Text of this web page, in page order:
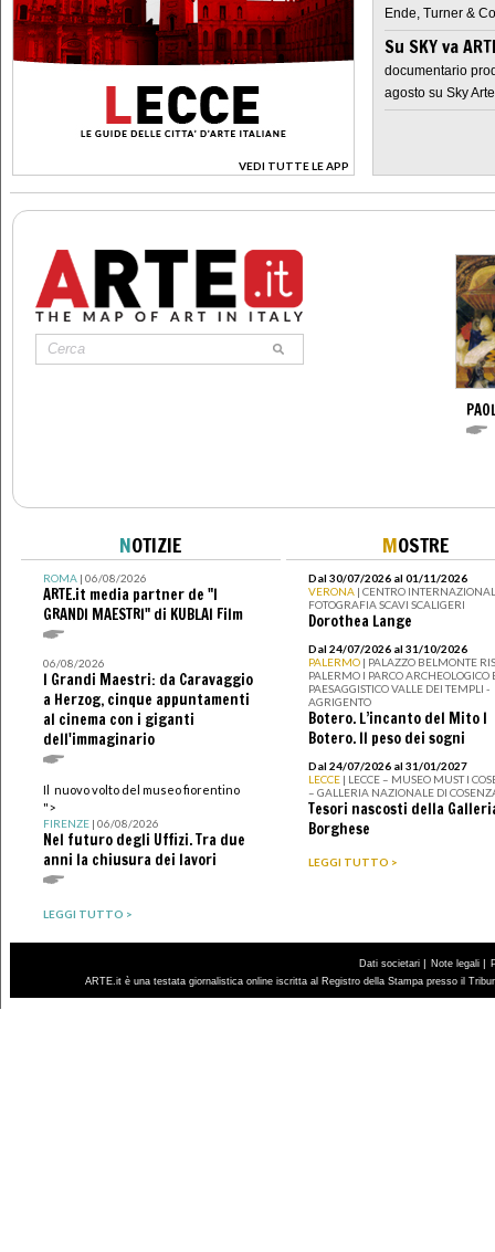
VEDI TUTTE LE APP
>
Ende, Turner &
Su SKY va
documentario
agosto su Sky Arte
NOTIZIE
ROMA| 06/08/2026
ARTE.it media partner de "I
GRANDI MAESTRI" di KUBLAI Film
06/08/2026
I Grandi Maestri: da Caravaggio
a Herzog, cinque appuntamenti
al cinema con i giganti
dell'immaginario
Il nuovo volto del museo fiorentino
">
FIRENZE| 06/08/2026
Nel futuro degli Uffizi. Tra due
anni la chiusura dei lavori
LEGGI TUTTO >
MOSTRE
Dal 30/07/2026 al 01/11/2026
VERONA | CENTRO
FOTOGRAFIA SCAVI SCALIGERI
Dorothea Lange
Dal 24/07/2026 al 31/10/2026
PALERMO | PALAZZO BELMONTE
PALERMO I PARCO ARCHEOLOGICO
PAESAGGISTICO VALLE DEI TEMPLI -
AGRIGENTO
Botero. L’incanto del Mito I
Botero. Il peso dei sogni
Dal 24/07/2026 al 31/01/2027
LECCE | LECCE – MUSEO MUST I
– GALLERIA NAZIONALE DI
Tesori nascosti della
Borghese
LEGGI TUTTO >
Dati societari | Note legali |
ARTE.it è una testata giornalistica online iscritta al Registro della Stampa presso il